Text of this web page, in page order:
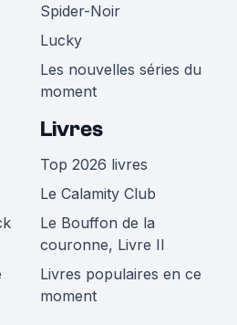
Spider-Noir
Lucky
Les nouvelles séries du
moment
Livres
Top 2026 livres
Le Calamity Club
Le Bouffon de la
couronne, Livre II
Livres populaires en ce
moment